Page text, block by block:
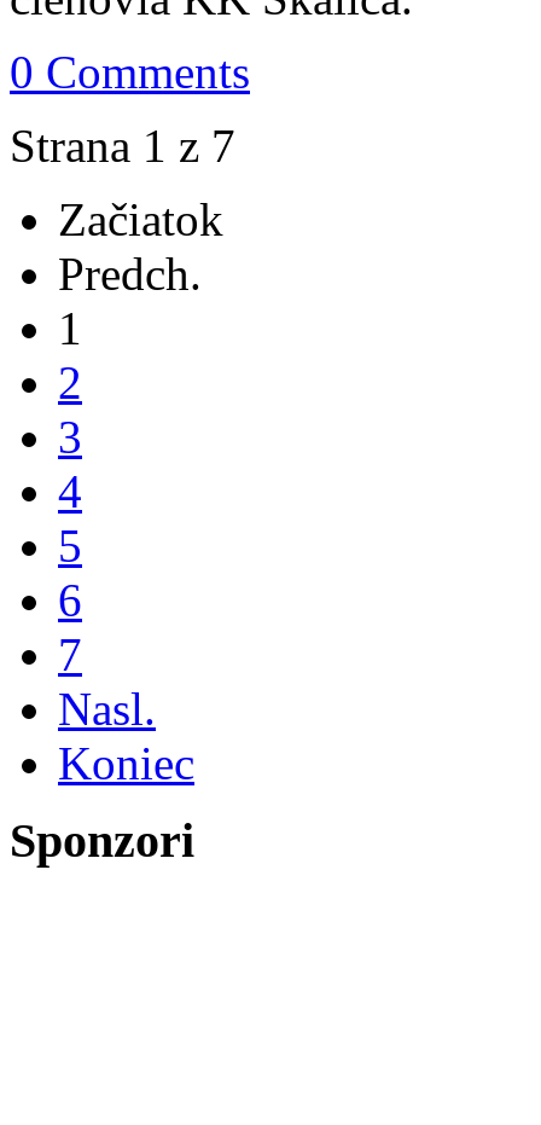
0 Comments
Strana 1 z 7
Začiatok
Predch.
1
2
3
4
5
6
7
Nasl.
Koniec
Sponzori